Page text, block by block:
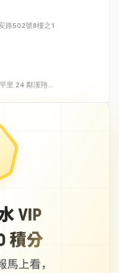
路502號8樓之1
里 24 鄰漢翔路